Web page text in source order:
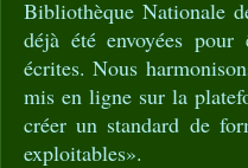
Bibliothèque Nationale
déjà été envoyées
écrites. Nous
mis en ligne sur la
créer un standard de
exploitables».